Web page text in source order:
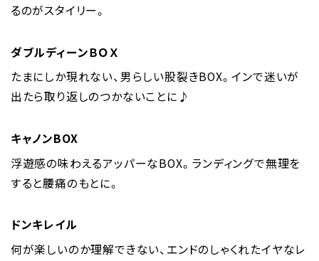
るのがスタイリー。
ダブルディーンＢＯＸ
たまにしか現れない、男らしい股裂きBOX。インで迷いが
出たら取り返しのつかないことに♪
キャノンBOX
浮遊感の味わえるアッパーなBOX。ランディングで無理を
すると腰痛のもとに。
ドンキレイル
何が楽しいのか理解できない、エンドのしゃくれたイヤなレ